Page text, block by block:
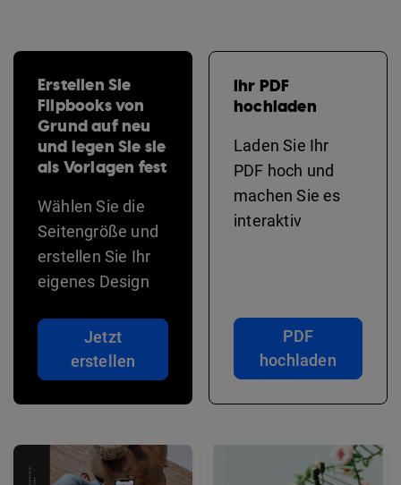
Erstellen Sie
Flipbooks von
Grund auf neu
und legen Sie sie
als Vorlagen fest
Wählen Sie die
Seitengröße und
erstellen Sie Ihr
eigenes Design
Jetzt
erstellen
Ihr PDF
hochladen
Laden Sie Ihr
PDF hoch und
machen Sie es
interaktiv
PDF
hochladen